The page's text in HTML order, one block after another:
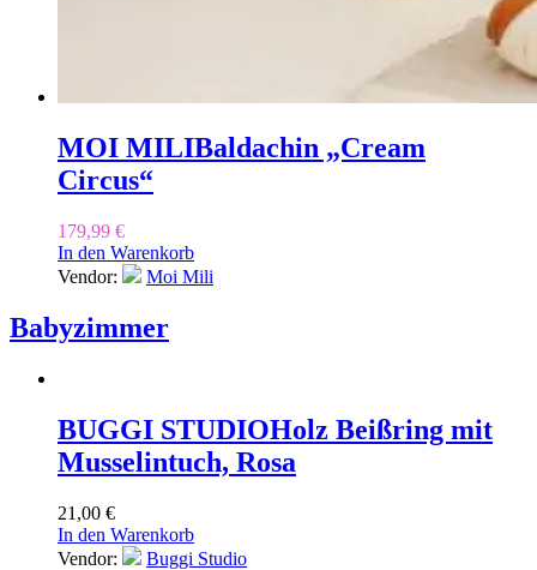
MOI MILIBaldachin „Cream
Circus“
179,99 €
In den Warenkorb
Vendor:
Moi Mili
Babyzimmer
BUGGI STUDIOHolz Beißring mit
Musselintuch, Rosa
21,00 €
In den Warenkorb
Vendor:
Buggi Studio